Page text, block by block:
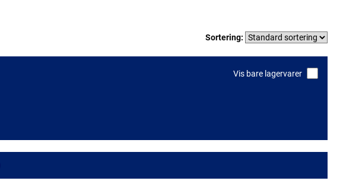
Sortering:
Vis bare lagervarer